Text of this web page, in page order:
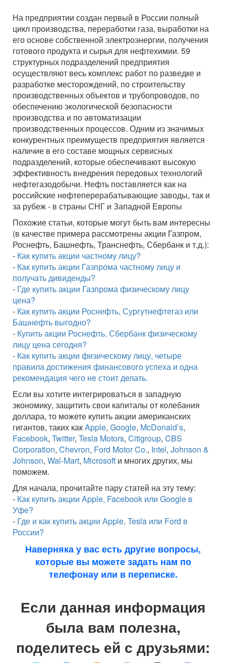
На предприятии создан первый в России полный
цикл производства, переработки газа, выработки на
его основе собственной электроэнергии, получения
готового продукта и сырья для нефтехимии. 59
структурных подразделений предприятия
осуществляют весь комплекс работ по разведке и
разработке месторождений, по строительству
производственных объектов и трубопроводов, по
обеспечению экологической безопасности
производства и по автоматизации
производственных процессов. Одним из значимых
конкурентных преимуществ предприятия является
наличие в его составе мощных сервисных
подразделений, которые обеспечивают высокую
эффективность внедрения передовых технологий
нефтегазодобычи. Нефть поставляется как на
российские нефтеперерабатывающие заводы, так и
за рубеж - в страны СНГ и Западной Европы
Похожие статьи, которые могут быть вам интересны
(в качестве примера рассмотрены акции Газпром,
Роснефть, Башнефть, Транснефть, Сбербанк и т.д.):
- Как купить акции частному лицу?
- Как купить акции Газпрома частному лицу и
получать дивиденды?
- Где купить акции Газпрома физическому лицу
цена?
- Как купить акции Роснефть, Сургутнефтегаз или
Башнефть выгодно?
- Купить акции Роснефть, Сбербанк физическому
лицу цена сегодня?
- Как купить акции физическому лицу, четыре
правила достижения финансового успеха и одна
рекомендация чего не стоит делать.
Если вы хотите интегрироваться в западную
экономику, защитить свои капиталы от колебания
доллара, то можете купить акции американских
гигантов, таких какApple, Google, McDonald’s,
Facebook, Twitter, Tesla Motors, Citigroup, CBS
Corporation, Chevron, Ford Motor Co., Intel, Johnson &
Johnson, Wal-Mart, Microsoft и многих других, мы
поможем.
Для начала, прочитайте пару статей на эту тему:
- Как купить акции Apple, Facebook или Google в
Уфе?
- Где и как купить акции Аpple, Tesla или Ford в
России?
Наверняка у вас есть другие вопросы,
которые вы можете задать нам по
телефонау или в переписке.
Если данная информация
была вам полезна,
поделитесь ей с друзьями: